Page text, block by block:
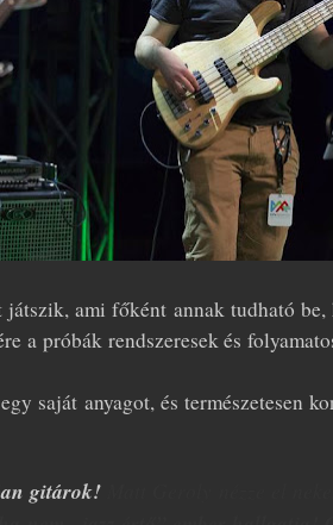
játszik, ami főként annak tudható
a próbák rendszeresek és
saját anyagot, és természetesen
gitárok!